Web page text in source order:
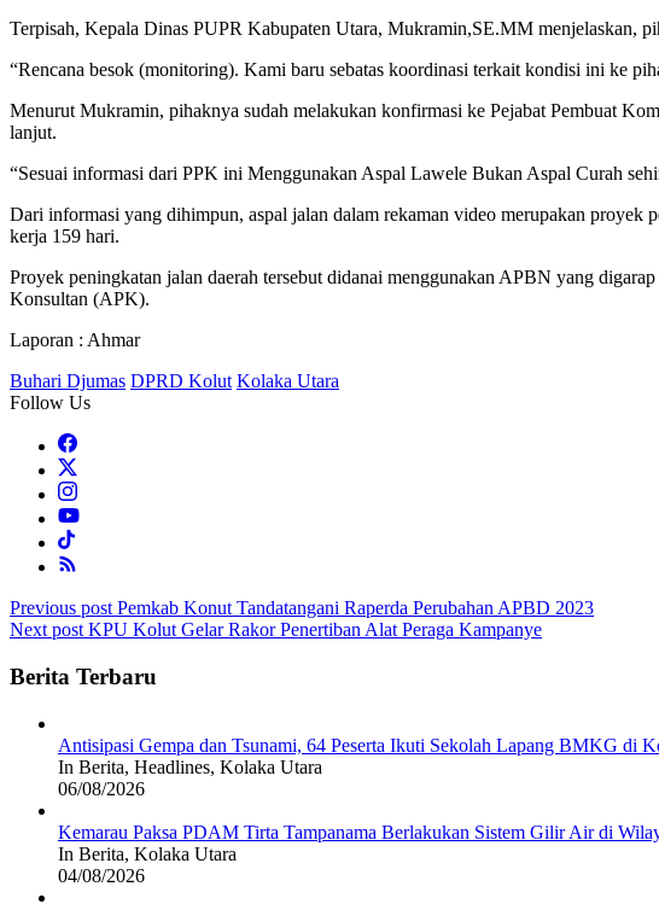
Terpisah, Kepala Dinas PUPR Kabupaten Utara, Mukramin,SE.MM menjelaskan,
“Rencana besok (monitoring). Kami baru sebatas koordinasi terkait kondisi ini ke
Menurut Mukramin, pihaknya sudah melakukan konfirmasi ke Pejabat Pembuat
lanjut.
“Sesuai informasi dari PPK ini Menggunakan Aspal Lawele Bukan Aspal Curah
Dari informasi yang dihimpun, aspal jalan dalam rekaman video merupakan proyek
kerja 159 hari.
Proyek peningkatan jalan daerah tersebut didanai menggunakan APBN yang
Konsultan (APK).
Laporan : Ahmar
Buhari Djumas DPRD Kolut Kolaka Utara
Follow Us
Post
navigation
Previous post Pemkab Konut Tandatangani Raperda Perubahan APBD 2023
Next post KPU Kolut Gelar Rakor Penertiban Alat Peraga Kampanye
Berita Terbaru
Antisipasi Gempa dan Tsunami, 64 Peserta Ikuti Sekolah Lapang BMKG di
In Berita, Headlines, Kolaka Utara
06/08/2026
Kemarau Paksa PDAM Tirta Tampanama Berlakukan Sistem Gilir Air di
In Berita, Kolaka Utara
04/08/2026